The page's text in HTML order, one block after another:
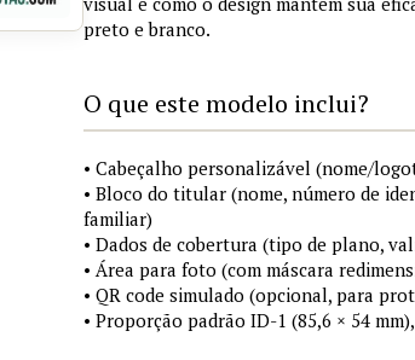
preto e branco.
O que este modelo inclui?
• Cabeçalho personalizável (nome/
• Bloco do titular (nome, número de
familiar)
• Dados de cobertura (tipo de plano,
• Área para foto (com máscara
• QR code simulado (opcional, para
• Proporção padrão ID-1 (85,6 × 54